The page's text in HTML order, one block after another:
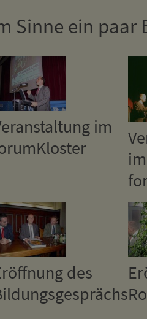
Sinne ein paar
im
im
des